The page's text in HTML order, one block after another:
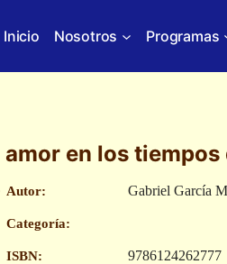
Inicio Nosotros Programas
amor en los tiempos
Autor: Gabriel García
Categoría:
ISBN: 9786124262777